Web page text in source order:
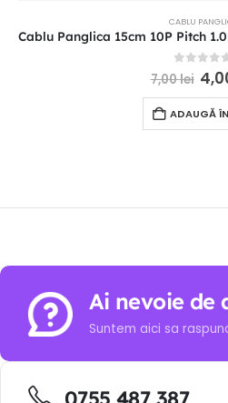
CABLU
0out
7,00lei
ADAUGĂ
Ai nevoie de
Suntem aici sa